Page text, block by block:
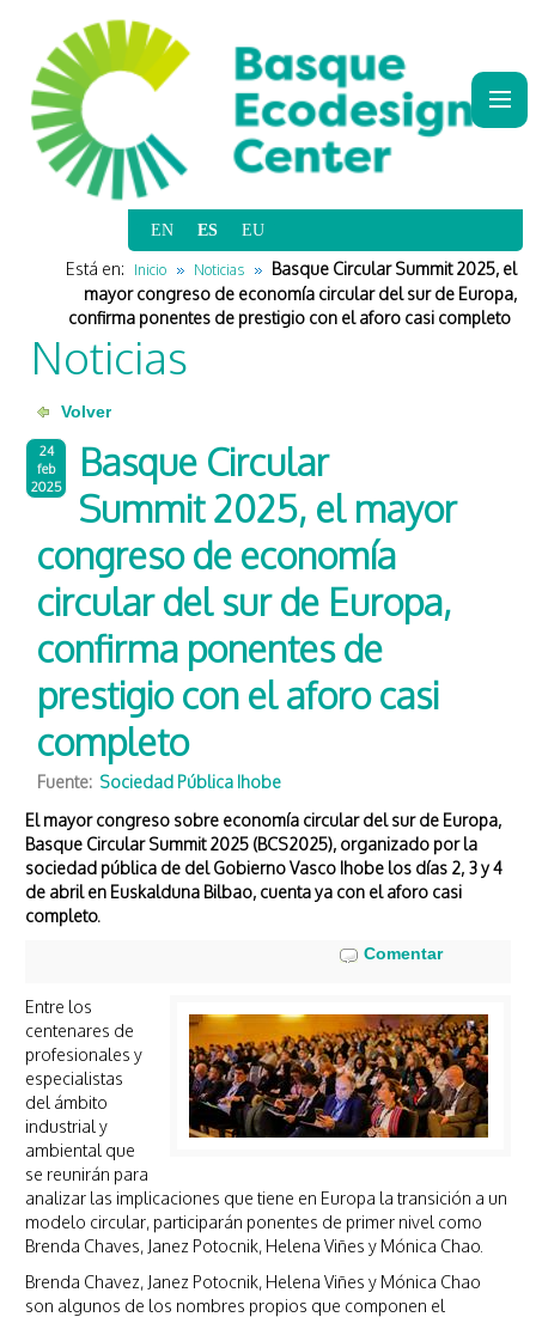
Está en:
Inicio Noticias
Basque Circular Summit 2025, el
mayor congreso de economía circular del sur de Europa,
confirma ponentes de prestigio con el aforo casi completo
Noticias
24
feb
2025
Basque Circular
Summit 2025, el mayor
congreso de economía
circular del sur de Europa,
confirma ponentes de
prestigio con el aforo casi
completo
Fuente: Sociedad Pública Ihobe
El mayor congreso sobre economía circular del sur de Europa,
Basque Circular Summit 2025 (BCS2025), organizado por la
sociedad pública de del Gobierno Vasco Ihobe los días 2, 3 y 4
de abril en Euskalduna Bilbao, cuenta ya con el aforo casi
completo.
Entre los
centenares de
profesionales y
especialistas
del ámbito
industrial y
ambiental que
se reunirán para
analizar las implicaciones que tiene en Europa la transición a un
modelo circular, participarán ponentes de primer nivel como
Brenda Chaves, Janez Potocnik, Helena Viñes y Mónica Chao.
Brenda Chavez, Janez Potocnik, Helena Viñes y Mónica Chao
son algunos de los nombres propios que componen el